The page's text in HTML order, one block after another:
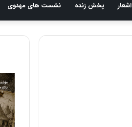
اشعار پخش زنده نشست های مهدوی